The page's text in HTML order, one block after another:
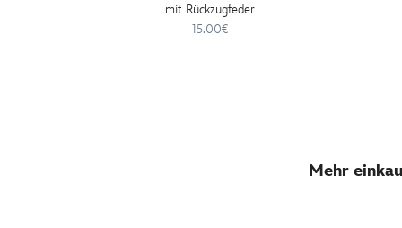
mit Rückzugfeder
15.00€
Mehr